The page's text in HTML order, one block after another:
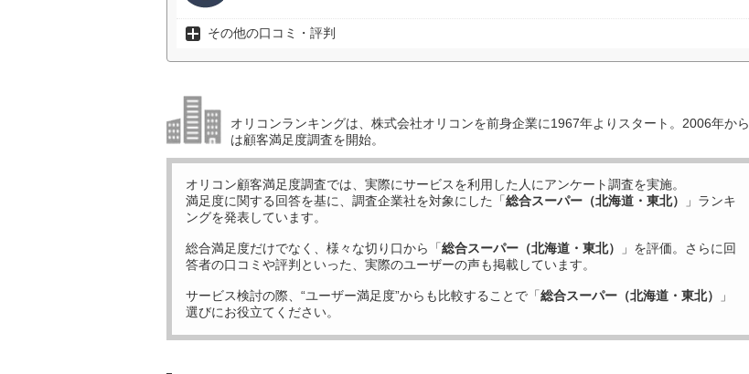
その他の口コミ・評判
オリコンランキングは、株式会社オリコンを前身企業に1967年よりスタート。2006年から
は顧客満足度調査を開始。
オリコン顧客満足度調査では、実際にサービスを利用した 人にアンケート調査を実施。
満足度に関する回答を基に、調査企業社を対象にした「総合スーパー（北海道・東北）
」ランキ
ングを発表しています。
総合満足度だけでなく、様々な切り口から「総合スーパー（北海道・東北）
」を評価。さらに回
答者の口コミや評判といった、実際のユーザーの声も掲載しています。
サービス検討の際、“ユーザー満足度”からも比較することで「総合スーパー（北海道・東北）
」
選びにお役立てください。